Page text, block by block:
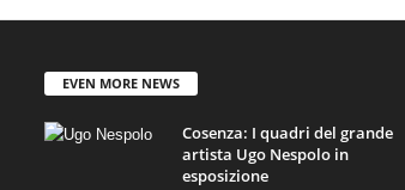
EVEN MORE NEWS
Cosenza: I quadri del grande
artista Ugo Nespolo in
esposizione